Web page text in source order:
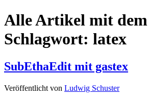
Alle Artikel mit dem
Schlagwort: latex
SubEthaEdit mit gastex
Veröffentlicht von Ludwig Schuster